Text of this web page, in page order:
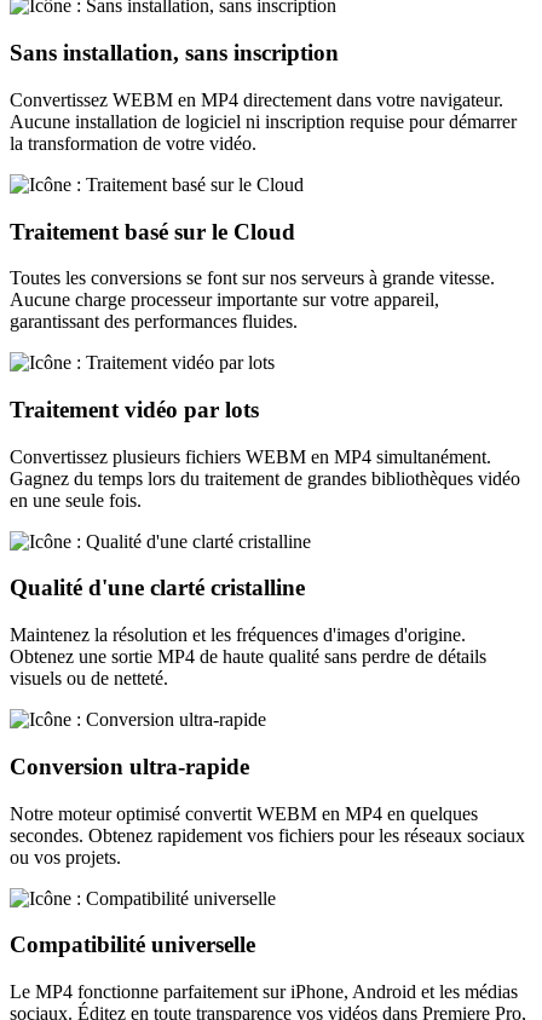
Sans installation, sans inscription
Convertissez WEBM en MP4 directement dans votre navigateur.
Aucune installation de logiciel ni inscription requise pour démarrer
la transformation de votre vidéo.
Traitement basé sur le Cloud
Toutes les conversions se font sur nos serveurs à grande vitesse.
Aucune charge processeur importante sur votre appareil,
garantissant des performances fluides.
Traitement vidéo par lots
Convertissez plusieurs fichiers WEBM en MP4 simultanément.
Gagnez du temps lors du traitement de grandes bibliothèques vidéo
en une seule fois.
Qualité d'une clarté cristalline
Maintenez la résolution et les fréquences d'images d'origine.
Obtenez une sortie MP4 de haute qualité sans perdre de détails
visuels ou de netteté.
Conversion ultra-rapide
Notre moteur optimisé convertit WEBM en MP4 en quelques
secondes. Obtenez rapidement vos fichiers pour les réseaux sociaux
ou vos projets.
Compatibilité universelle
Le MP4 fonctionne parfaitement sur iPhone, Android et les médias
sociaux. Éditez en toute transparence vos vidéos dans Premiere Pro,